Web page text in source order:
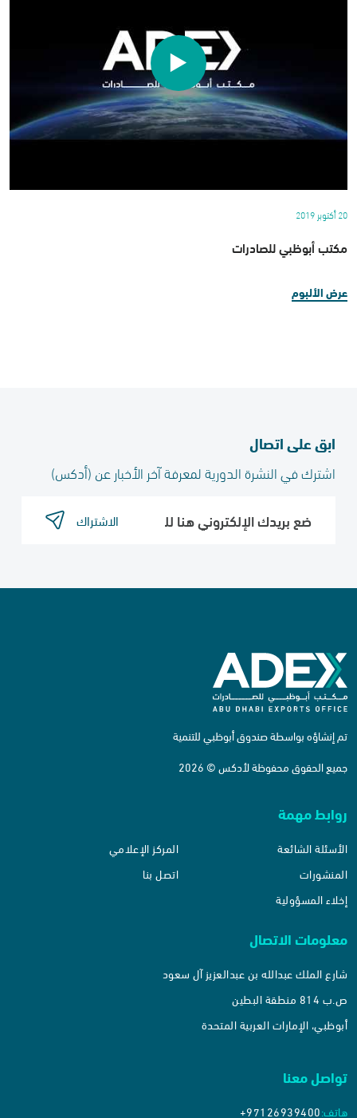
20 أكتوبر 2019
مكتب أبوظبي للصادرات
عرض الألبوم
ابق على اتصال
اشترك في النشرة الدورية لمعرفة آخر الأخبار عن (أدكس)​
الاشتراك
تم إنشاؤه بواسطة صندوق أبوظبي للتنمية
جميع الحقوق محفوظة لأدكس © 2026
روابط مهمة
الأسئلة الشائعة
المركز الإعلامي
المنشورات
اتصل بنا
إخلاء المسؤولية
معلومات الاتصال
شارع الملك عبدالله بن عبدالعزيز آل سعود
ص.ب 814 منطقة البطين
أبوظبي، الإمارات العربية المتحدة
تواصل معنا
هاتف:+97126939400